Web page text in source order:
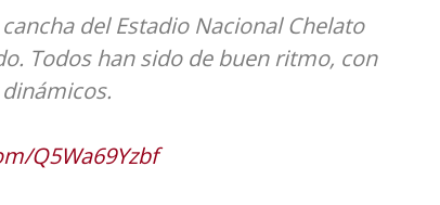
del Estadio Nacional Chelato
Todos han sido de buen ritmo, con
Q5Wa69Yzbf